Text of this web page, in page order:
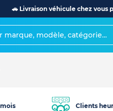
🚗 Livraison véhicule chez vous
Clients